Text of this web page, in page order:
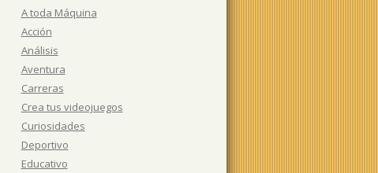
A toda Máquina
Acción
Análisis
Aventura
Carreras
Crea tus videojuegos
Curiosidades
Deportivo
Educativo